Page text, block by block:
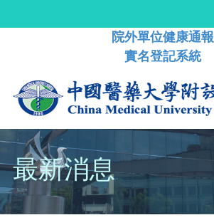
院外單位健康通報
實名登記系統
最新消息